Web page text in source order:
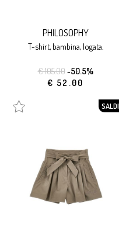
PHILOSOPHY
t-shirt, bambina, logata.
€ 105.00-50.5%
€ 52.00
SALDI